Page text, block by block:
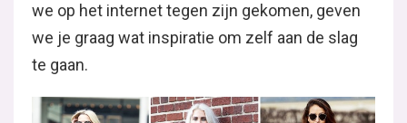
we op het internet tegen zijn gekomen, geven
we je graag wat inspiratie om zelf aan de slag
te gaan.